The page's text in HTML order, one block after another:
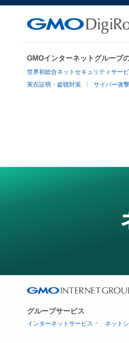
GMOインターネットグループ
世界初総合ネットセキュリティサー
実在証明・盗聴対策 サイバー攻
グループサービス
インターネットサービス ネット